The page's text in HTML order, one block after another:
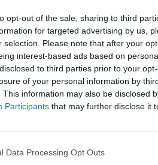
opt-out of the sale, sharing to third
for targeted advertising by us,
selection. Please note that after your
interest-based ads based on
to third parties prior to your
of your personal information by
This information may also be disclosed
Participants that may further disclose it
Data Processing Opt Outs
movimento esse que se
Com o foco sempre
que a visão teve um trabalho
rebolar e pelos efeitos
Infelizmente, estas telas
a performance da artista.
Pub